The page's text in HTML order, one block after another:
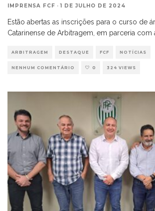
IMPRENSA FCF · 1 DE JULHO DE 2024
Estão abertas as inscrições para o curso de
Catarinense de Arbitragem, em parceria com
ARBITRAGEM DESTAQUE FCF NOTÍCIAS
NENHUM COMENTÁRIO 0 324 VIEWS